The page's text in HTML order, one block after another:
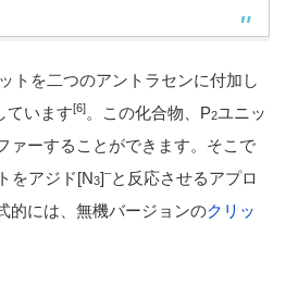
トを二つのアントラセンに付加し
ています[6] 。この化合物、P2ユニッ
ァーすることができます。そこで
をアジド[N3]–と反応させるアプロ
的には、無機バージョンのクリッ